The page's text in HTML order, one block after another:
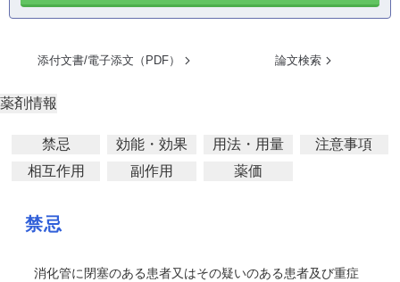
添付文書/電子添文（PDF） 論文検索
薬剤情報
禁忌 効能・効果 用法・用量
注意事項
相互作用
副作用 薬価
禁忌
消化管に閉塞のある患者又はその疑いのある患者及び重症